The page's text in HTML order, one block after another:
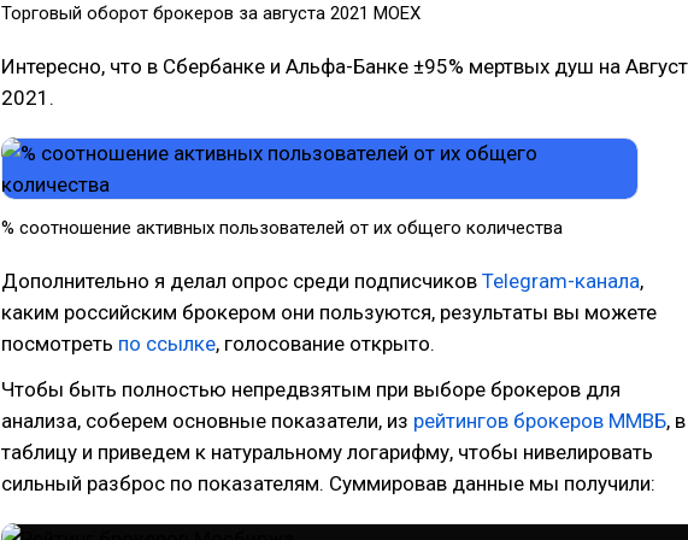
Торговый оборот брокеров за августа 2021 MOEX
Интересно, что в Сбербанке и Альфа-Банке ±95% мертвых душ на Август
2021.
% соотношение активных пользователей от их общего количества
Дополнительно я делал опрос среди подписчиков Telegram-канала,
каким российским брокером они пользуются, результаты вы можете
посмотреть по ссылке, голосование открыто.
Чтобы быть полностью непредвзятым при выборе брокеров для
анализа, соберем основные показатели, из рейтингов брокеров ММВБ, в
таблицу и приведем к натуральному логарифму, чтобы нивелировать
сильный разброс по показателям. Суммировав данные мы получили: